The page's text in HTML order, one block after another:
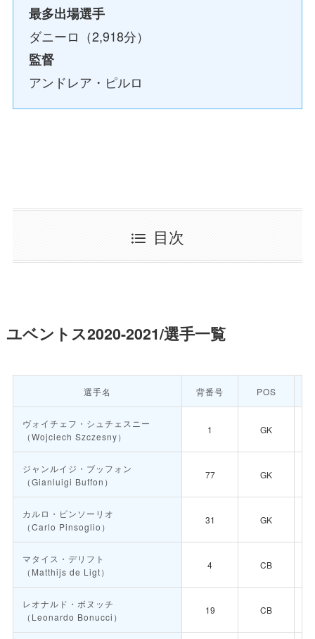
最多出場選手
ダニーロ（2,918分）
監督
アンドレア・ピルロ
目次
ユベントス2020-2021/選手一覧
選手名 背番号 POS
ヴォイチェフ・シュチェスニー
（Wojciech Szczesny）
1 GK
ジャンルイジ・ブッフォン
（Gianluigi Buffon）
77 GK
カルロ・ピンソーリオ
（Carlo Pinsoglio）
31 GK
マタイス・デリフト
（Matthijs de Ligt）
4 CB
レオナルド・ボヌッチ
（Leonardo Bonucci）
19 CB